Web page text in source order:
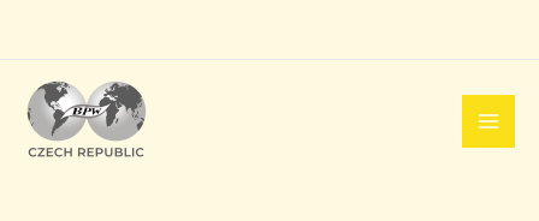
obsah